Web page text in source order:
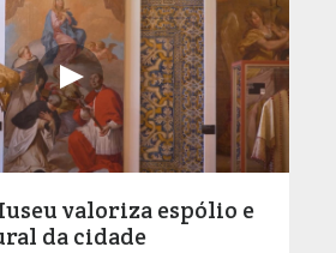
valoriza espólio e
da cidade